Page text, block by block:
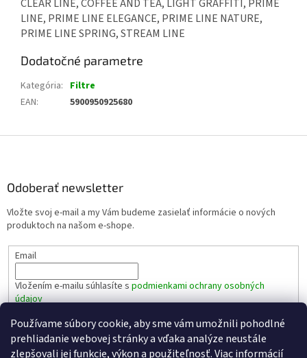
Používame súbory cookie, aby sme vám umožnili pohodlné
prehliadanie webovej stránky a vďaka analýze neustále
zlepšovali jej funkcie, výkon a použiteľnosť.Viac informácií
CLEAR LINE, COFFEE AND TEA, LIGHT GRAFFITI, PRIME
LINE, PRIME LINE ELEGANCE, PRIME LINE NATURE,
PRIME LINE SPRING, STREAM LINE
Dodatočné parametre
Kategória: Filtre
EAN: 5900950925680
Odoberať newsletter
Vložte svoj e-mail a my Vám budeme zasielať informácie o nových
produktoch na našom e-shope.
Email
Vložením e-mailu súhlasíte s podmienkami ochrany osobných
údajov
PRIHLÁSIŤ SA